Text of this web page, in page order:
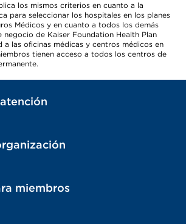
los mismos criterios en cuanto a la
para seleccionar los hospitales en los planes
Médicos y en cuanto a todos los demás
negocio de Kaiser Foundation Health Plan
a las oficinas médicas y centros médicos en
tienen acceso a todos los centros de
miembros